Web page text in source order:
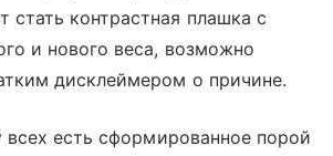
контрастная плашка с
и нового веса, возможно
дисклеймером о причине.
всех есть сформированное порой